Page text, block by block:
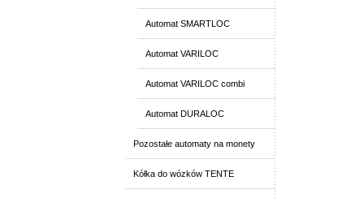
Automat SMARTLOC
Automat VARILOC
Automat VARILOC combi
Automat DURALOC
Pozostałe automaty na monety
Kółka do wózków TENTE